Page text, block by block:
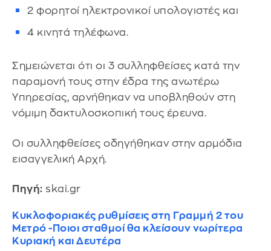
2 φορητοί ηλεκτρονικοί υπολογιστές και
4 κινητά τηλέφωνα.
Σημειώνεται ότι οι 3 συλληφθείσες κατά την
παραμονή τους στην έδρα της ανωτέρω
Υπηρεσίας, αρνήθηκαν να υποβληθούν στη
νόμιμη δακτυλοσκοπική τους έρευνα.
Οι συλληφθείσες οδηγήθηκαν στην αρμόδια
εισαγγελική Αρχή.
Πηγή: skai.gr
Κυκλοφοριακές ρυθμίσεις στη Γραμμή 2 του
Μετρό -Ποιοι σταθμοί θα κλείσουν νωρίτερα
Κυριακή και Δευτέρα